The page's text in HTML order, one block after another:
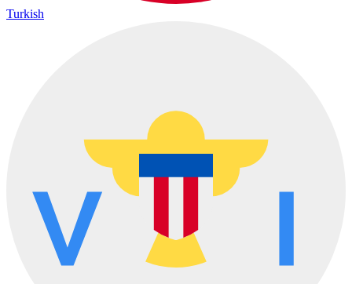
Turkish